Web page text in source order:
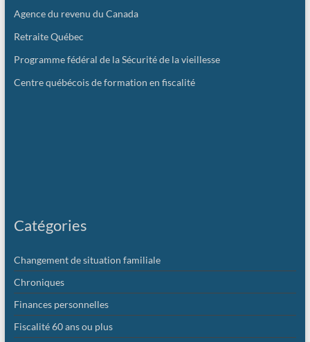
Agence du revenu du Canada
Retraite Québec
Programme fédéral de la Sécurité de la vieillesse
Centre québécois de formation en fiscalité
Catégories
Changement de situation familiale
Chroniques
Finances personnelles
Fiscalité 60 ans ou plus